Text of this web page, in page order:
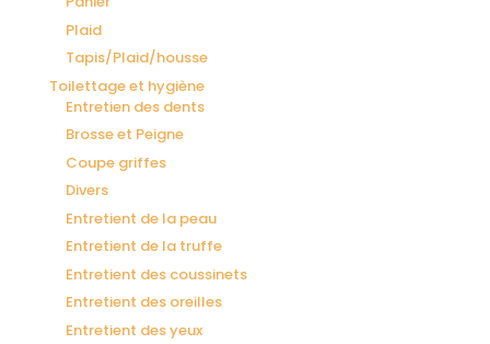
Plaid
Tapis/Plaid/housse
Toilettage et hygiène
Entretien des dents
Brosse et Peigne
Coupe griffes
Divers
Entretient de la peau
Entretient de la truffe
Entretient des coussinets
Entretient des oreilles
Entretient des yeux